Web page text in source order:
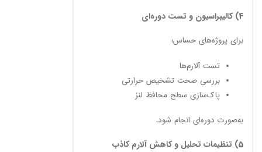
4) کالیبراسیون و تست دوره‌ای
برای پروژه‌های حساس:
تست آلارم‌ها
بررسی صحت تشخیص حرارتی
پاک‌سازی سطح محافظ لنز
به‌صورت دوره‌ای انجام شود.
5) تنظیمات تحلیل و کاهش آلارم کاذب